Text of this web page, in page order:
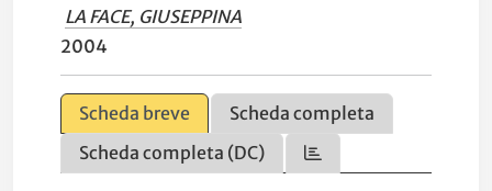
LA FACE, GIUSEPPINA
2004
Scheda breve
Scheda completa
Scheda completa (DC)